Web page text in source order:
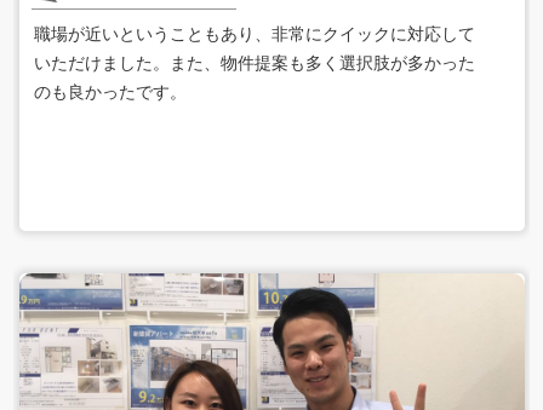
職場が近いということもあり、非常にクイックに対応して
いただけました。また、物件提案も多く選択肢が多かった
のも良かったです。